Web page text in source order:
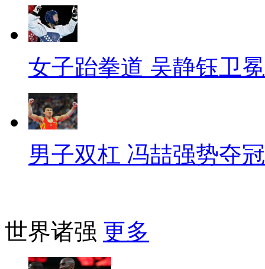
女子跆拳道 吴静钰卫冕
男子双杠 冯喆强势夺冠
世界诸强 更多